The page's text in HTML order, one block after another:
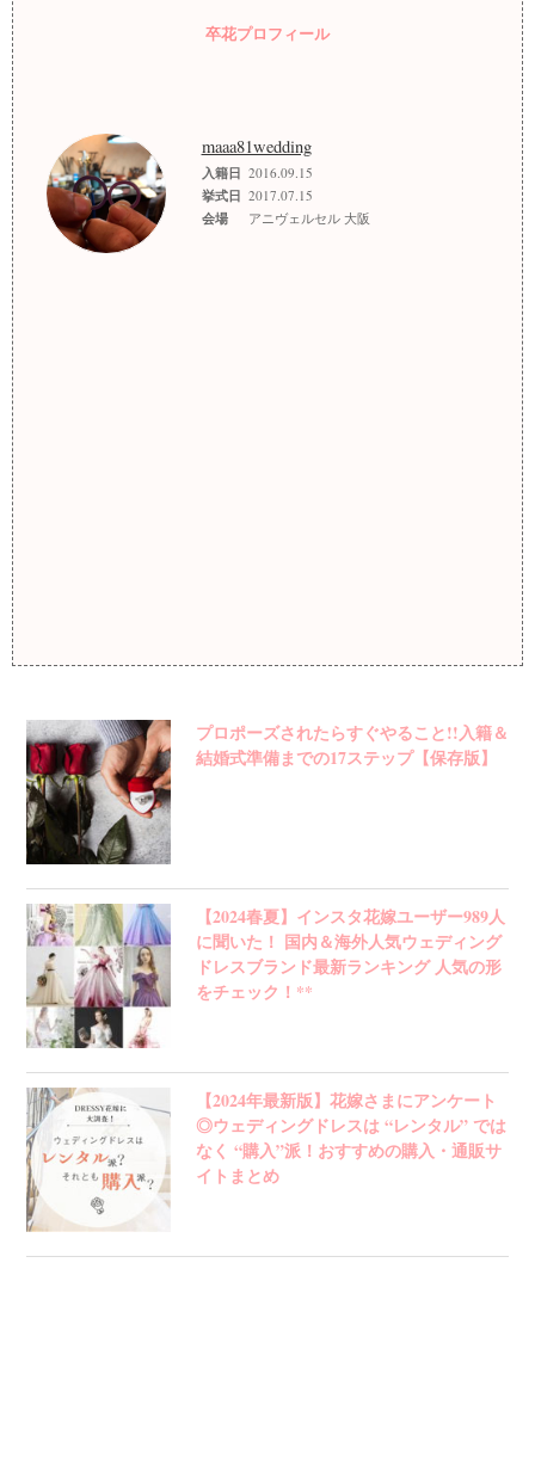
卒花プロフィール
maaa81wedding
入籍日 2016.09.15
挙式日 2017.07.15
会場 アニヴェルセル 大阪
プロポーズされたらすぐやること!!入籍＆
結婚式準備までの17ステップ【保存版】
【2024春夏】インスタ花嫁ユーザー989人
に聞いた！ 国内＆海外人気ウェディング
ドレスブランド最新ランキング 人気の形
をチェック！**
【2024年最新版】花嫁さまにアンケート
◎ウェディングドレスは “レンタル” では
なく “購入”派！おすすめの購入・通販サ
イトまとめ